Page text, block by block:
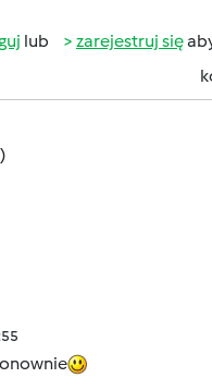
lub zarejestruj się